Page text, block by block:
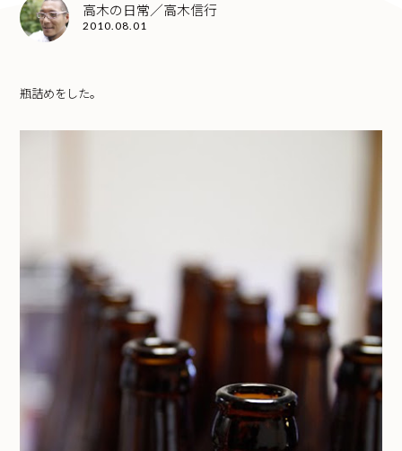
高木の日常／高木信行
2010.08.01
瓶詰めをした。